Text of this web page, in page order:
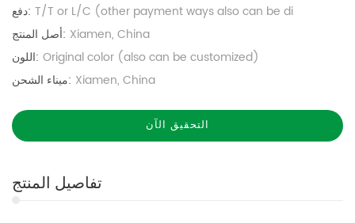
دفع: T/T or L/C (other payment ways also can be di
أصل المنتج: Xiamen, China
اللون: Original color (also can be customized)
ميناء الشحن: Xiamen, China
التحقيق الآن
تفاصيل المنتج